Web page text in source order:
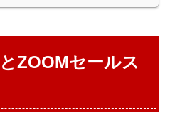
ZOOMセールス